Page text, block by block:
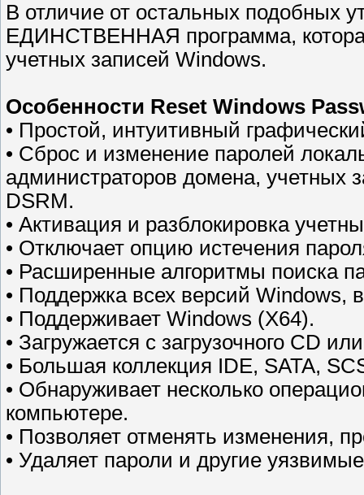
В отличие от остальных подобных
ЕДИНСТВЕННАЯ программа,
учетных записей Windows.
Особенности Reset Windows
• Простой, интуитивный
• Сброс и изменение паролей
администраторов домена, учетных
DSRM.
• Активация и разблокировка
• Отключает опцию истечения
• Расширенные алгоритмы поиска
• Поддержка всех версий Windows,
• Поддерживает Windows (X64).
• Загружается с загрузочного CD
• Большая коллекция IDE, SATA,
• Обнаруживает несколько
компьютере.
• Позволяет отменять изменения,
• Удаляет пароли и другие